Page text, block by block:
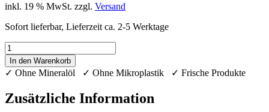
inkl. 19 % MwSt. zzgl. Versand
Sofort lieferbar, Lieferzeit ca. 2-5 Werktage
Rosen
Nachtcreme
Menge
In den Warenkorb
✓ Ohne Mineralöl ✓ Ohne Mikroplastik ✓ Frische Produkte
Zusätzliche Information